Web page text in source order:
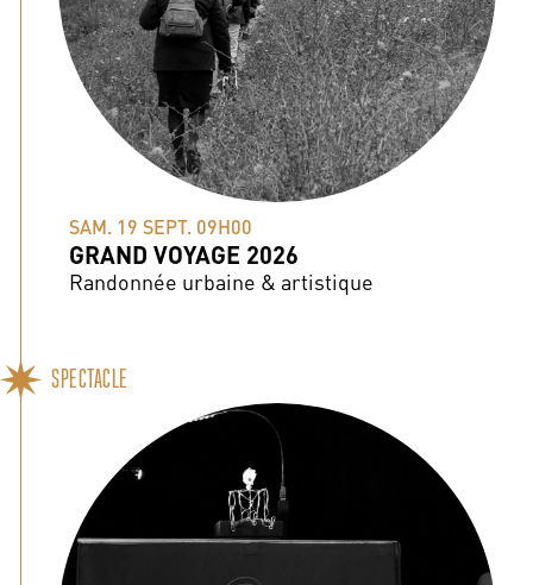
SAM. 19 SEPT. 09H00
GRAND VOYAGE 2026
Randonnée urbaine & artistique
SPECTACLE